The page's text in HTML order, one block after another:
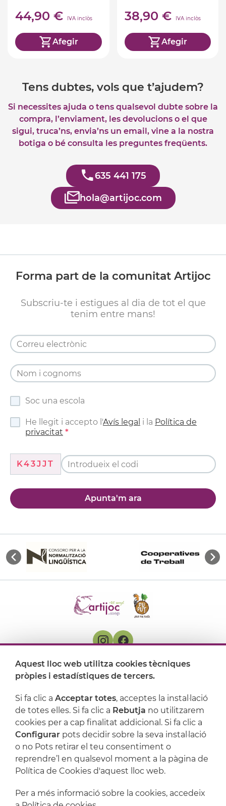
44,90 € IVA inclòs
Afegir
38,90 € IVA inclòs
Afegir
Tens dubtes, vols que t’ajudem?
Si necessites ajuda o tens qualsevol dubte sobre la
compra, l’enviament, les devolucions o el que
sigui, truca’ns, envia’ns un email, vine a la nostra
botiga o bé consulta les preguntes freqüents.
635 441 175
hola@artijoc.com
Forma part de la comunitat Artijoc
Subscriu-te i estigues al dia de tot el que
tenim entre mans!
Soc una escola
He llegit i accepto l'Avís legal i la Política de
privacitat
K43JJT
Apunta'm ara
On ens trobem
Suport
Aquest lloc web utilitza cookies tècniques
pròpies i estadístiques de tercers.
Si fa clic a Acceptar totes, acceptes la instal·lació
de totes elles. Si fa clic a Rebutja no utilitzarem
cookies per a cap finalitat addicional. Si fa clic a
Configurar pots decidir sobre la seva instal·lació
o no Pots retirar el teu consentiment o
reprendre’l en qualsevol moment a la pàgina de
Política de Cookies d'aquest lloc web.
Per a més informació sobre la cookies, accedeix